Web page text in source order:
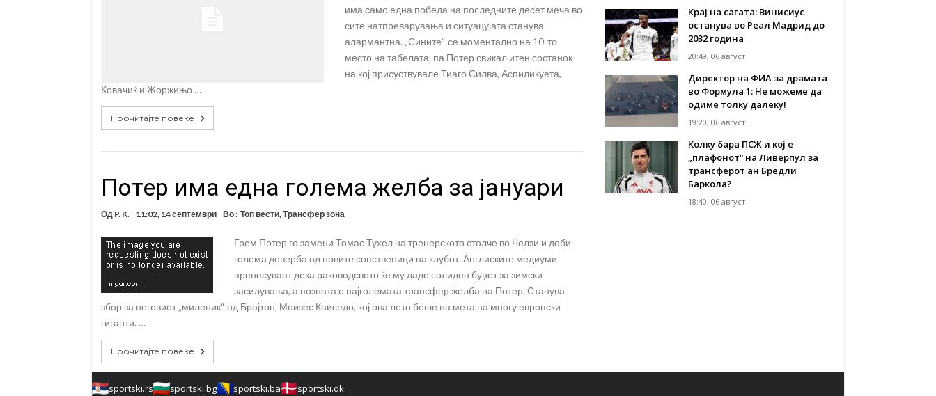
има само една победа на последните десет меча во
сите натпреварувања и ситуацујата станува
алармантна. „Сините“ се моментално на 10-то
место на табелата, па Потер свикал итен состанок
на кој присуствувале Тиаго Силва, Аспиликуета,
Ковачиќ и Жоржињо …
Прочитајте повеќе
Потер има една голема желба за јануари
Од P. K. 11:02, 14 септември Во : Топ вести, Трансфер зона
Грем Потер го замени Томас Тухел на тренерското столче во Челзи и доби
голема доверба од новите сопственици на клубот. Англиските медиуми
пренесуваат дека раководсвото ќе му даде солиден буџет за зимски
засилувања, а позната е најголемата трансфер желба на Потер. Станува
збор за неговиот „миленик“ од Брајтон, Моизес Каиседо, кој ова лето беше на мета на многу европски
гиганти. …
Прочитајте повеќе
Крај на сагата: Винисиус
останува во Реал Мадрид до
2032 година
20:49, 06 август
Директор на ФИА за драмата
во Формула 1: Не можеме да
одиме толку далеку!
19:20, 06 август
Колку бара ПСЖ и кој е
„плафонот“ на Ливерпул за
трансферот ан Бредли
Баркола?
18:40, 06 август
sportski.rs sportski.bg sportski.ba sportski.dk